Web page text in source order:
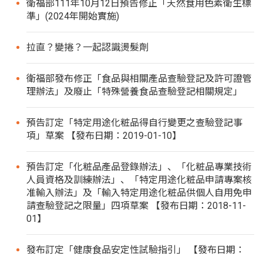
衛福部111年10月12日預告修正「天然食用色素衛生標
準」(2024年開始實施)
拉直？變捲？一起認識燙髮劑
衛福部發布修正「食品與相關產品查驗登記及許可證管
理辦法」及廢止「特殊營養食品查驗登記相關規定」
預告訂定「特定用途化粧品得自行變更之查驗登記事
項」草案 【發布日期：2019-01-10】
預告訂定「化粧品產品登錄辦法」、「化粧品專業技術
人員資格及訓練辦法」、「特定用途化粧品申請專案核
准輸入辦法」及「輸入特定用途化粧品供個人自用免申
請查驗登記之限量」四項草案 【發布日期：2018-11-
01】
發布訂定「健康食品安定性試驗指引」 【發布日期：